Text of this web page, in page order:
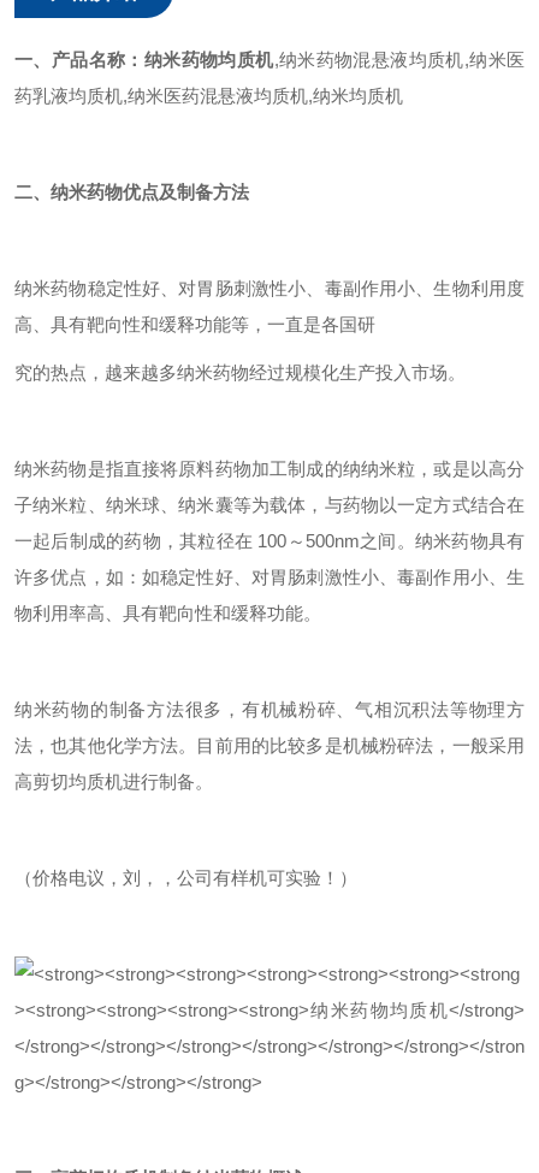
一、产品名称： 纳米药物均质机,纳米药物混悬液均质机,纳米医
药乳液均质机,纳米医药混悬液均质机,纳米均质机
二、纳米药物优点及制备方法
纳米药物稳定性好、对胃肠刺激性小、毒副作用小、生物利用度
高、具有靶向性和缓释功能等，一直是各国研
究的热点，越来越多纳米药物经过规模化生产投入市场。
纳米药物是指直接将原料药物加工制成的纳纳米粒，或是以高分
子纳米粒、纳米球、纳米囊等为载体，与药物以一定方式结合在
一起后制成的药物，其粒径在 100～500nm之间。纳米药物具有
许多优点，如：如稳定性好、对胃肠刺激性小、毒副作用小、生
物利用率高、具有靶向性和缓释功能。
纳米药物的制备方法很多，有机械粉碎、气相沉积法等物理方
法，也其他化学方法。 目前用的比较多是机械粉碎法，一般采用
高剪切均质机进行制备。
（价格电议，刘，，公司有样机可实验！）